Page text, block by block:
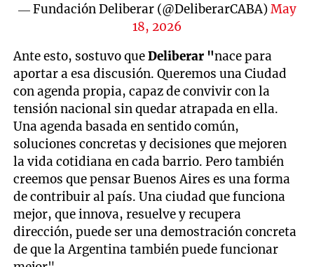
— Fundación Deliberar (@DeliberarCABA)May
18, 2026
Ante esto, sostuvo queDeliberar "nace para
aportar a esa discusión. Queremos una Ciudad
con agenda propia, capaz de convivir con la
tensión nacional sin quedar atrapada en ella.
Una agenda basada en sentido común,
soluciones concretas y decisiones que mejoren
la vida cotidiana en cada barrio. Pero también
creemos que pensar Buenos Aires es una forma
de contribuir al país. Una ciudad que funciona
mejor, que innova, resuelve y recupera
dirección, puede ser una demostración concreta
de que la Argentina también puede funcionar